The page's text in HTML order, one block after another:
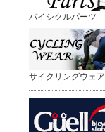
バイシクルパーツ
サイクリングウェア